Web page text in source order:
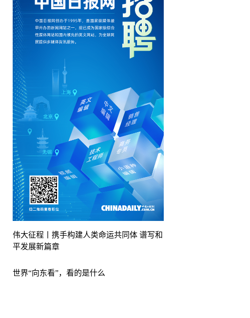
伟大征程丨携手构建人类命运共同体 谱写和
平发展新篇章
世界“向东看”，看的是什么